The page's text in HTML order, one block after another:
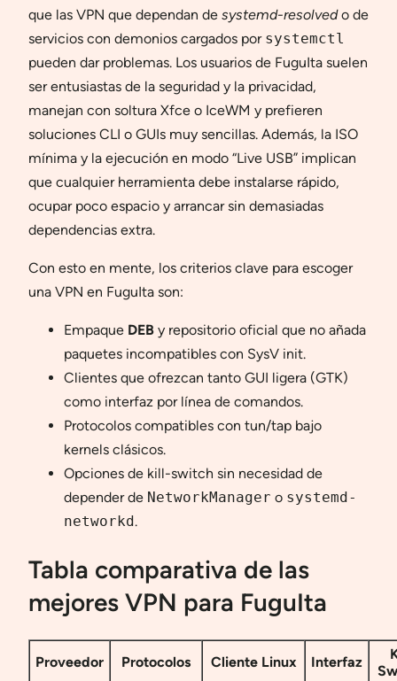
que las VPN que dependan de systemd-resolvedo de
servicios con demonios cargados por systemctl
pueden dar problemas. Los usuarios de FuguIta suelen
ser entusiastas de la seguridad y la privacidad,
manejan con soltura Xfce o IceWM y prefieren
soluciones CLI o GUIs muy sencillas. Además, la ISO
mínima y la ejecución en modo “Live USB” implican
que cualquier herramienta debe instalarse rápido,
ocupar poco espacio y arrancar sin demasiadas
dependencias extra.
Con esto en mente, los criterios clave para escoger
una VPN en FuguIta son:
Empaque DEB y repositorio oficial que no añada
paquetes incompatibles con SysV init.
Clientes que ofrezcan tanto GUI ligera (GTK)
como interfaz por línea de comandos.
Protocolos compatibles con tun/tap bajo
kernels clásicos.
Opciones de kill-switch sin necesidad de
depender de NetworkManager o systemd-
networkd.
Tabla comparativa de las
mejores VPN para FuguIta
Proveedor Protocolos Cliente Linux Interfaz